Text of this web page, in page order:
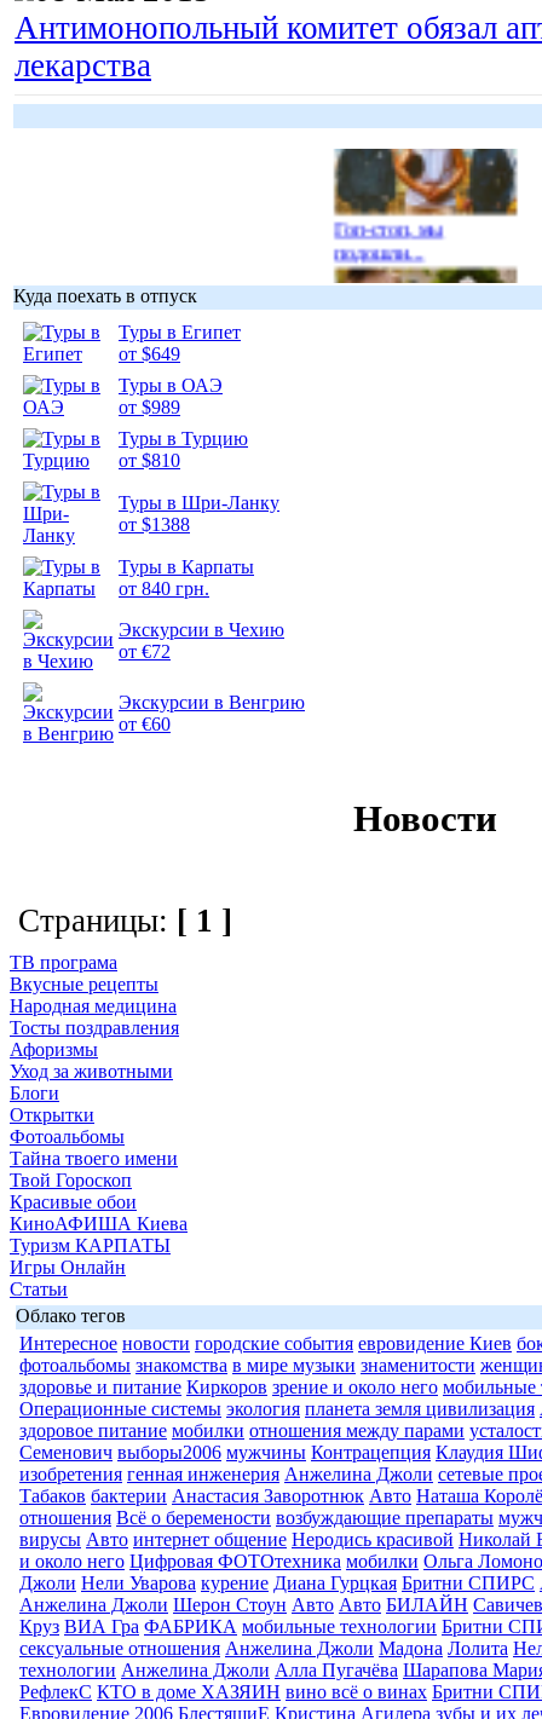
Антимонопольный комитет обязал
лекарства
Гоп-стоп, мы
подошли...
Куда поехать в отпуск
Туры в Египет
от $649
Туры в ОАЭ
от $989
Туры в Турцию
от $810
Туры в Шри-Ланку
от $1388
Туры в Карпаты
от 840 грн.
Экскурсии в Чехию
от €72
Экскурсии в Венгрию
от €60
Новости
Страницы: [ 1 ]
ТВ програма
Вкусные рецепты
Народная медицина
Тосты поздравления
Афоризмы
Уход за животными
Блоги
Открытки
Фотоальбомы
Тайна твоего имени
Твой Гороскоп
Красивые обои
КиноАФИША Киева
Туризм КАРПАТЫ
Игры Онлайн
Статьи
Облако тегов
Интересное новости городские события евровидение Киев
фотоальбомы знакомства в мире музыки знаменитости
здоровье и питание Киркоров зрение и около него мобильные
Операционные системы экология планета земля цивилизация
здоровое питание мобилки отношения между парами
Семенович выборы2006 мужчины Контрацепция Клаудия
изобретения генная инженерия Анжелина Джоли сетевые
Табаков бактерии Анастасия Заворотнюк Авто Наташа
отношения Всё о беремености возбуждающие препараты
вирусы Авто интернет общение Неродись красивой Николай
и около него Цифровая ФОТОтехника мобилки Ольга
Джоли Нели Уварова курение Диана Гурцкая Бритни СПИРС
Анжелина Джоли Шерон Стоун Авто Авто БИЛАЙН
Круз ВИА Гра ФАБРИКА мобильные технологии Бритни
сексуальные отношения Анжелина Джоли Мадона Лолита
технологии Анжелина Джоли Алла Пугачёва Шарапова
РефлекС КТО в доме ХАЗЯИН вино всё о винах Бритни
Евровидение 2006 БлестящиЕ Кристина Агилера зубы и их